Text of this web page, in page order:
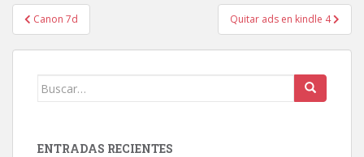
Navegación
de
entradas
Canon 7d Quitar ads en kindle 4
Buscar:
ENTRADAS RECIENTES